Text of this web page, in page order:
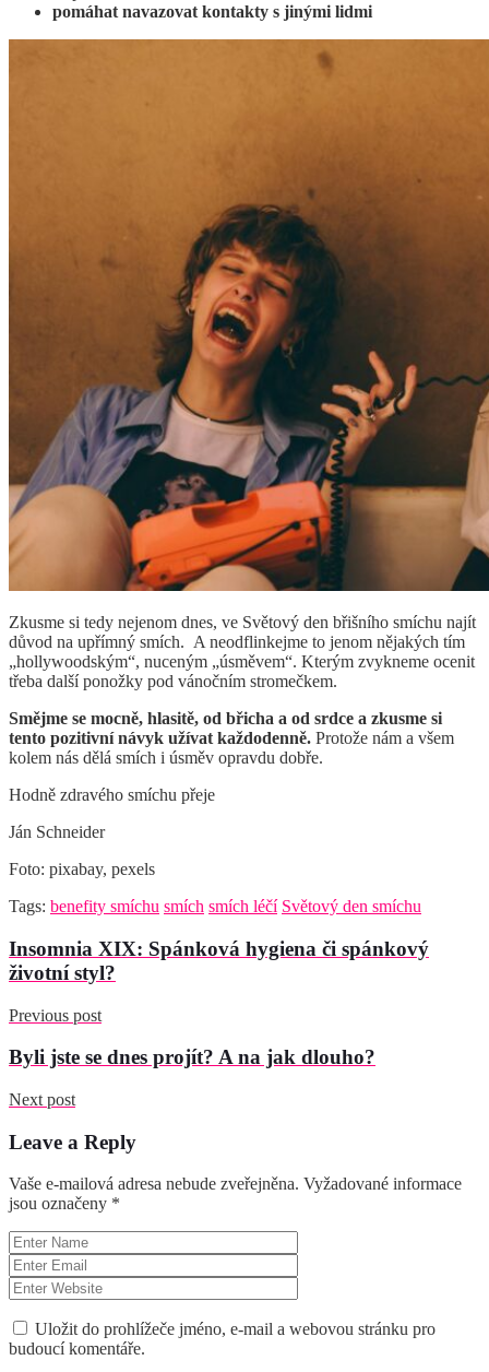
pomáhat navazovat kontakty s jinými lidmi
Zkusme si tedy nejenom dnes, ve Světový den břišního smíchu najít
důvod na upřímný smích. A neodflinkejme to jenom nějakých tím
„hollywoodským“, nuceným „úsměvem“. Kterým zvykneme ocenit
třeba další ponožky pod vánočním stromečkem.
Smějme se mocně, hlasitě, od břicha a od srdce a zkusme si
tento pozitivní návyk užívat každodenně. Protože nám a všem
kolem nás dělá smích i úsměv opravdu dobře.
Hodně zdravého smíchu přeje
Ján Schneider
Foto: pixabay, pexels
Tags: benefity smíchu smích smích léčí Světový den smíchu
Insomnia XIX: Spánková hygiena či spánkový
životní styl?
Previous post
Byli jste se dnes projít? A na jak dlouho?
Next post
Leave a Reply
Vaše e-mailová adresa nebude zveřejněna. Vyžadované informace
jsou označeny *
Uložit do prohlížeče jméno, e-mail a webovou stránku pro
budoucí komentáře.